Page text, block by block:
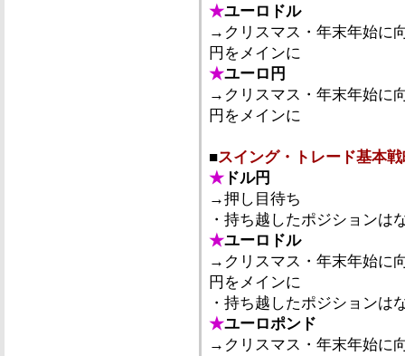
★ユーロドル
→クリスマス・年末年始に
円をメインに
★ユーロ円
→クリスマス・年末年始に
円をメインに
■スイング・トレード基本
★ ドル円
→押し目待ち
・持ち越したポジションは
★ユーロドル
→クリスマス・年末年始に
円をメインに
・持ち越したポジションは
★ユーロポンド
→クリスマス・年末年始に